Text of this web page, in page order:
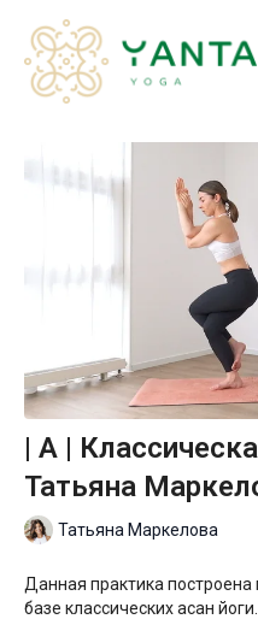
| A |
Татьяна
Татьяна Маркелова
Данная практика
базе классических асан